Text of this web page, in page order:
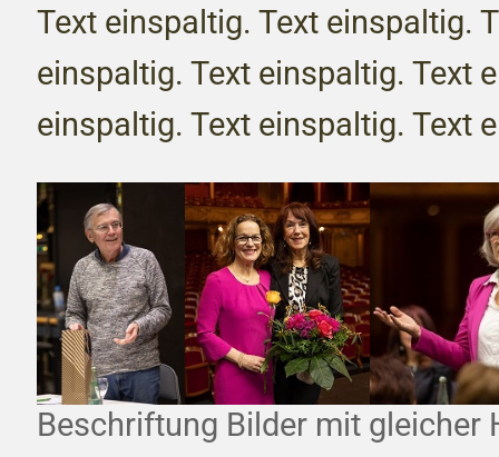
Text einspaltig. Text einspaltig.
einspaltig. Text einspaltig. Text
einspaltig. Text einspaltig. Text
Beschriftung Bilder mit gleicher